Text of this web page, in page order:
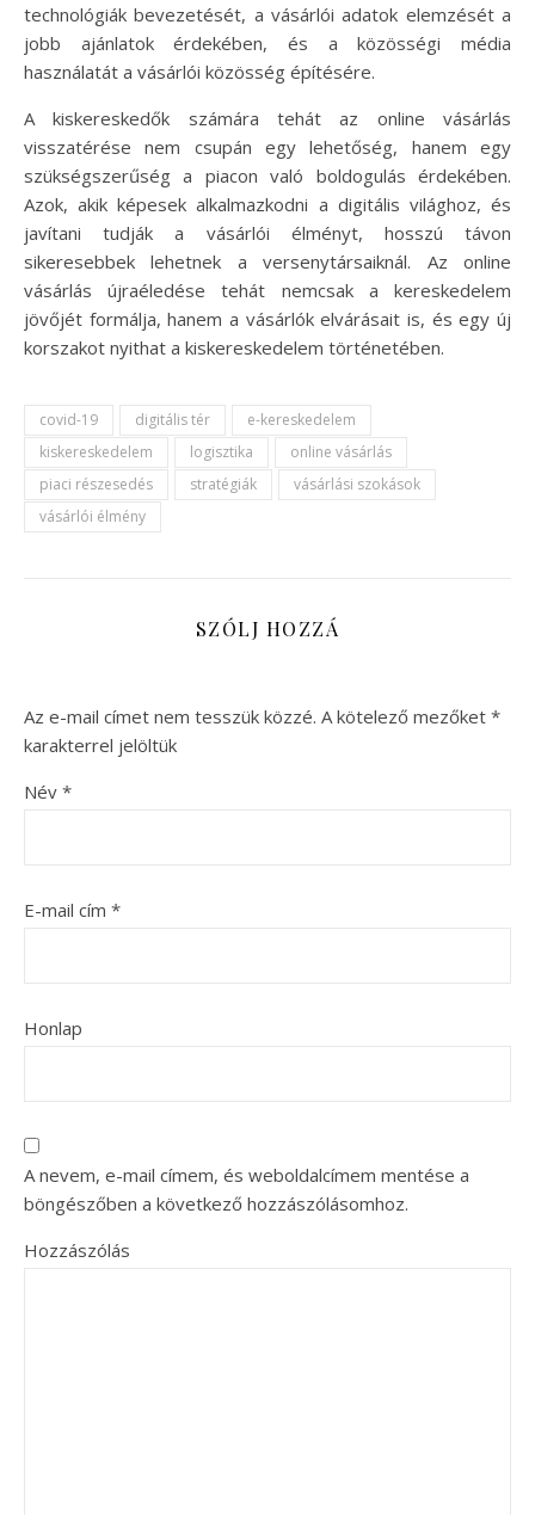
technológiák bevezetését, a vásárlói adatok elemzését a
jobb ajánlatok érdekében, és a közösségi média
használatát a vásárlói közösség építésére.
A kiskereskedők számára tehát az online vásárlás
visszatérése nem csupán egy lehetőség, hanem egy
szükségszerűség a piacon való boldogulás érdekében.
Azok, akik képesek alkalmazkodni a digitális világhoz, és
javítani tudják a vásárlói élményt, hosszú távon
sikeresebbek lehetnek a versenytársaiknál. Az online
vásárlás újraéledése tehát nemcsak a kereskedelem
jövőjét formálja, hanem a vásárlók elvárásait is, és egy új
korszakot nyithat a kiskereskedelem történetében.
covid-19 digitális tér
e-kereskedelem
kiskereskedelem
logisztika
online vásárlás
piaci részesedés
stratégiák
vásárlási szokások
vásárlói élmény
SZÓLJ HOZZÁ
Az e-mail címet nem tesszük közzé. A kötelező mezőket *
karakterrel jelöltük
Név *
E-mail cím *
Honlap
A nevem, e-mail címem, és weboldalcímem mentése a
böngészőben a következő hozzászólásomhoz.
Hozzászólás